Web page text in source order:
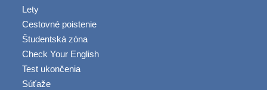
Lety
Cestovné poistenie
Študentská zóna
Check Your English
Test ukončenia
Súťaže